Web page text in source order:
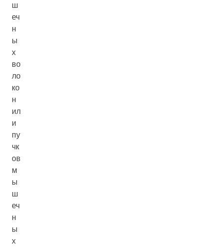
ш
еч
н
ы
х
во
ло
ко
н
ил
и
пу
чк
ов
м
ы
ш
еч
н
ы
х